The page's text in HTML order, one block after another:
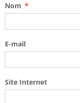
Nom
E-mail
Site Internet